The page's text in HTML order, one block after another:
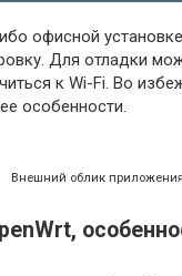
офисной
Для отладки
к Wi-Fi. Во
особенности.
Внешний облик приложения